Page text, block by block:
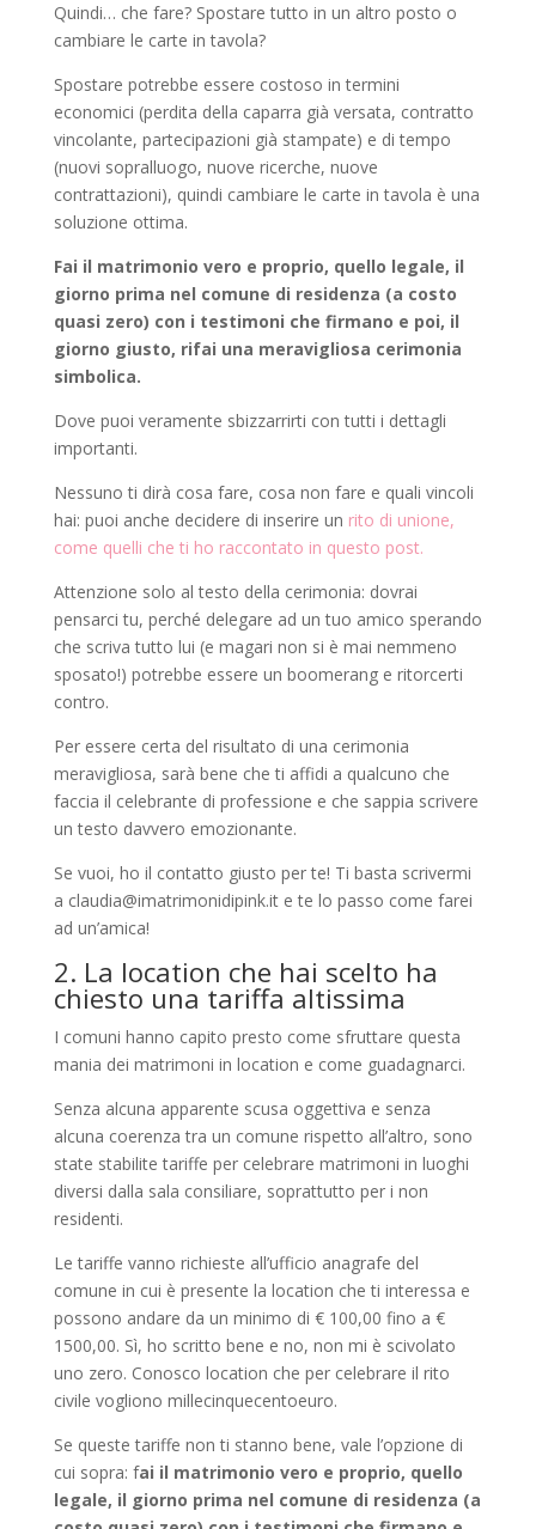
Quindi… che fare? Spostare tutto in un altro posto o
cambiare le carte in tavola?
Spostare potrebbe essere costoso in termini
economici (perdita della caparra già versata, contratto
vincolante, partecipazioni già stampate) e di tempo
(nuovi sopralluogo, nuove ricerche, nuove
contrattazioni), quindi cambiare le carte in tavola è una
soluzione ottima.
Fai il matrimonio vero e proprio, quello legale, il
giorno prima nel comune di residenza (a costo
quasi zero) con i testimoni che firmano e poi, il
giorno giusto, rifai una meravigliosa cerimonia
simbolica.
Dove puoi veramente sbizzarrirti con tutti i dettagli
importanti.
Nessuno ti dirà cosa fare, cosa non fare e quali vincoli
hai: puoi anche decidere di inserire un rito di unione,
come quelli che ti ho raccontato in questo post.
Attenzione solo al testo della cerimonia: dovrai
pensarci tu, perché delegare ad un tuo amico sperando
che scriva tutto lui (e magari non si è mai nemmeno
sposato!) potrebbe essere un boomerang e ritorcerti
contro.
Per essere certa del risultato di una cerimonia
meravigliosa, sarà bene che ti affidi a qualcuno che
faccia il celebrante di professione e che sappia scrivere
un testo davvero emozionante.
Se vuoi, ho il contatto giusto per te! Ti basta scrivermi
a claudia@imatrimonidipink.it e te lo passo come farei
ad un’amica!
2. La location che hai scelto ha
chiesto una tariffa altissima
I comuni hanno capito presto come sfruttare questa
mania dei matrimoni in location e come guadagnarci.
Senza alcuna apparente scusa oggettiva e senza
alcuna coerenza tra un comune rispetto all’altro, sono
state stabilite tariffe per celebrare matrimoni in luoghi
diversi dalla sala consiliare, soprattutto per i non
residenti.
Le tariffe vanno richieste all’ufficio anagrafe del
comune in cui è presente la location che ti interessa e
possono andare da un minimo di € 100,00 fino a €
1500,00. Sì, ho scritto bene e no, non mi è scivolato
uno zero. Conosco location che per celebrare il rito
civile vogliono millecinquecentoeuro.
Se queste tariffe non ti stanno bene, vale l’opzione di
cui sopra: fai il matrimonio vero e proprio, quello
legale, il giorno prima nel comune di residenza (a